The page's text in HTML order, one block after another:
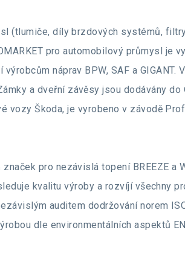
(tlumiče, díly brzdových systémů,
pro automobilový průmysl je
náprav BPW, SAF a GIGANT.
a dveřní závěsy jsou dodávány do
vozy Škoda, je vyrobeno v závodě
pro nezávislá topení BREEZE a
kvalitu výroby a rozvíjí všechny
auditem dodržování norem
dle environmentálních aspektů